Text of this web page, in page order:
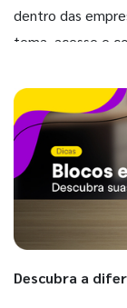
dentro das
tema, acesse e
Descubra a